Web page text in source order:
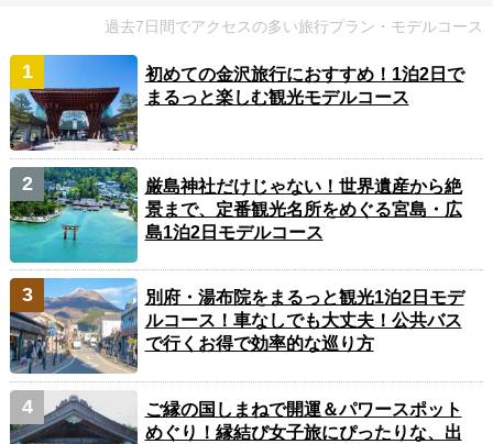
過去7日間でアクセスの多い旅行プラン・モデルコース
初めての金沢旅行におすすめ！1泊2日で
まるっと楽しむ観光モデルコース
厳島神社だけじゃない！世界遺産から絶
景まで、定番観光名所をめぐる宮島・広
島1泊2日モデルコース
別府・湯布院をまるっと観光1泊2日モデ
ルコース！車なしでも大丈夫！公共バス
で行くお得で効率的な巡り方
ご縁の国しまねで開運＆パワースポット
めぐり！縁結び女子旅にぴったりな、出